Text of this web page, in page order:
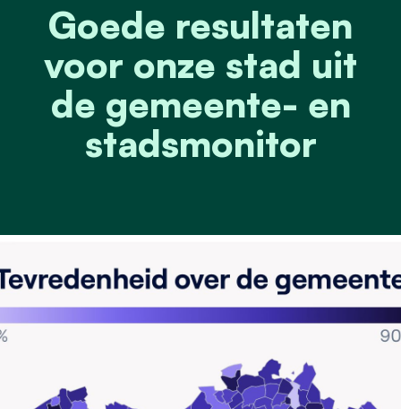
Goede resultaten
voor onze stad uit
de gemeente- en
stadsmonitor